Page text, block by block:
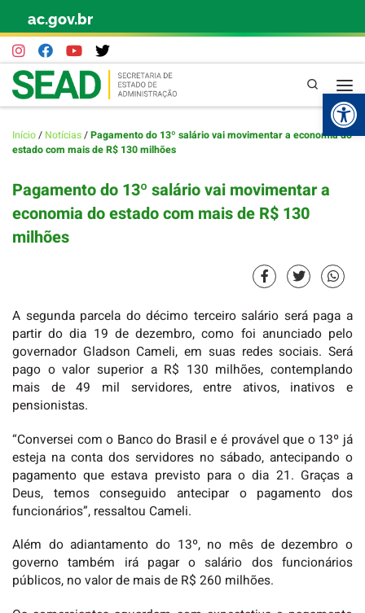
Skip to content
ac.gov.br
Pesquisa
Início/ Notícias/Pagamento do 13º salário vai movimentar a economia do
estado com mais de R$ 130 milhões
Pagamento do 13º salário vai movimentar a
economia do estado com mais de R$ 130
milhões
A segunda parcela do décimo terceiro salário será paga a
partir do dia 19 de dezembro, como foi anunciado pelo
governador Gladson Cameli, em suas redes sociais. Será
pago o valor superior a R$ 130 milhões, contemplando
mais de 49 mil servidores, entre ativos, inativos e
pensionistas.
“Conversei com o Banco do Brasil e é provável que o 13º já
esteja na conta dos servidores no sábado, antecipando o
pagamento que estava previsto para o dia 21. Graças a
Deus, temos conseguido antecipar o pagamento dos
funcionários”, ressaltou Cameli.
Além do adiantamento do 13º, no mês de dezembro o
governo também irá pagar o salário dos funcionários
públicos, no valor de mais de R$ 260 milhões.